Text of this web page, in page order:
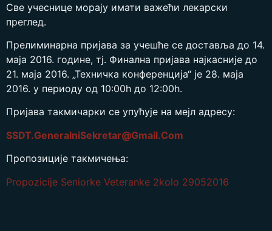
Све учеснице морају имати важећи лекарски
преглед.
Прелиминарна пријава за учешће се доставља до 14.
маја 2016. године, тј. Финална пријава најкасније до
21. маја 2016. „Техничка конференција“ је 28. маја
2016. у периоду oд 10:00h до 12:00h.
Пријава такмичарки се упућује на мејл адресу:
SSDT.GeneralniSekretar@Gmail.Com
Пропозиције такмичења:
Propozicije Seniorke Veteranke 2kolo 29052016